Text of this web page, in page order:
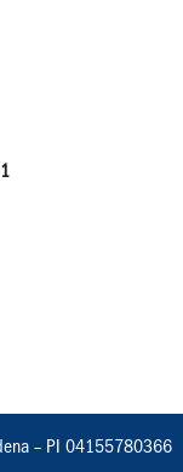
– PI 04155780366